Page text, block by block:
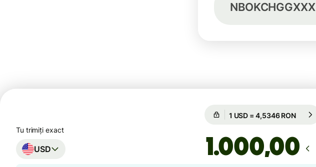
NBOKCHGGXXX
Garantată pentru 19 h
Tu trimiți exact
USD ,00